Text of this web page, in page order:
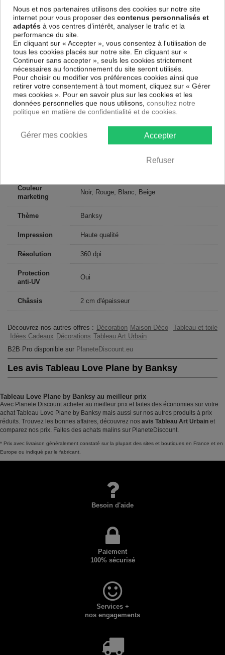
de l'environnement, vous pourrez suspendre le tableau immédiatement
sans avoir à l'encadrer.
Le Tableau Art urbain Love Plane by Banksy est résistant aux rayons
UV, inodore et 100 % sûr, parfait même pour la chambre à coucher et la
chambre des enfants.
Notre large choix de tableaux tendances et modernes constituent un
moyen simple et pas cher de donner une nouvelle touche à vos
intérieurs, il y en a pour tous les goût.
Descriptif technique
60x40 cm, 120x80 cm, 90x60 cm
Couleur
marketing
Noir, Rouge, Blanc, Beige
Thème Banksy
Impression Haute qualité
Résolution 360 dpi
Protection
anti-UV
Oui
Châssis 2 cm d'épaisseur
Découvrez nos autres offres : Décoration Maison Déco
Tableau et toile
Idées Cadeaux Décorations Tableau Art Urbain
B2B Pro disponible sur PlaneteDiscount.eu
Les avis Tableau Love Plane by Banksy
Tableau Love Plane by Banksy au meilleur prix
Avec Planete Discount acheter au meilleur prix et faites des économies sur votre
achat Tableau Love Plane by Banksy mais aussi sur nos autres produits à prix
réduits. Trouvez les bonnes affaires, découvrez nos avis Tableau Art Urbain et
comparez nos prix. Faites des achats malins sur PlaneteDiscount.
* Prix avec livraison généralement constaté sur la plupart des sites et boutiques en France et en
Europe ou indiqué par le fabricant.
Besoin d'aide
Paiement
100% sécurisé
Services +
nos engagements
Nous et nos partenaires utilisons des cookies sur notre site
internet pour vous proposer des contenus personnalisés et
adaptés à vos centres d’intérêt, analyser le trafic et la
performance du site.
En cliquant sur « Accepter », vous consentez à l'utilisation de
tous les cookies placés sur notre site. En cliquant sur «
Continuer sans accepter », seuls les cookies strictement
nécessaires au fonctionnement du site seront utilisés.
Pour choisir ou modifier vos préférences cookies ainsi que
retirer votre consentement à tout moment, cliquez sur « Gérer
mes cookies ». Pour en savoir plus sur les cookies et les
données personnelles que nous utilisons, consultez notre
politique en matière de confidentialité et de cookies.
Accepter
Refuser
Gérer mes cookies